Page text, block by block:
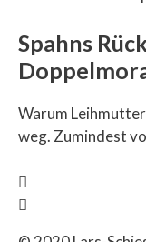
Spahns
Warum
weg. Zumindest